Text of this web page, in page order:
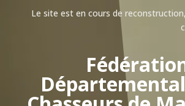
Le site est en cours de